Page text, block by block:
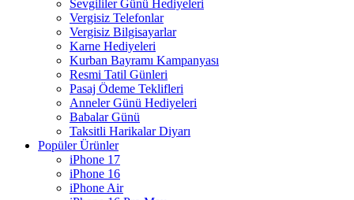
Sevgililer Günü Hediyeleri
Vergisiz Telefonlar
Vergisiz Bilgisayarlar
Karne Hediyeleri
Kurban Bayramı Kampanyası
Resmi Tatil Günleri
Pasaj Ödeme Teklifleri
Anneler Günü Hediyeleri
Babalar Günü
Taksitli Harikalar Diyarı
Popüler Ürünler
iPhone 17
iPhone 16
iPhone Air